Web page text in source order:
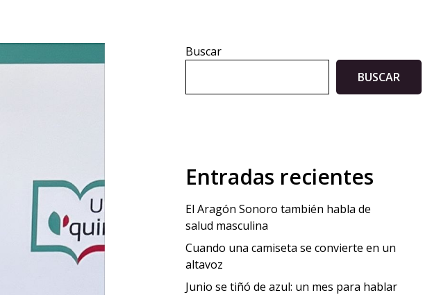
Buscar
BUSCAR
Entradas recientes
El Aragón Sonoro también habla de
salud masculina
Cuando una camiseta se convierte en un
altavoz
Junio se tiñó de azul: un mes para hablar